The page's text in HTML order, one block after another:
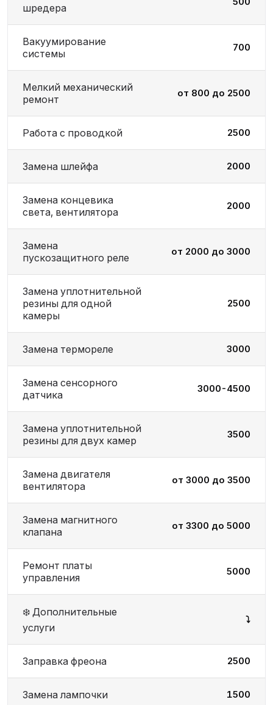
шредера
Вакуумирование
системы
700
Мелкий механический
ремонт
от 800 до 2500
Работа с проводкой 2500
Замена шлейфа 2000
Замена концевика
света, вентилятора
2000
Замена
пускозащитного реле
от 2000 до 3000
Замена уплотнительной
резины для одной
камеры
2500
Замена термореле 3000
Замена сенсорного
датчика
3000-4500
Замена уплотнительной
резины для двух камер
3500
Замена двигателя
вентилятора
от 3000 до 3500
Замена магнитного
клапана
от 3300 до 5000
Ремонт платы
управления
5000
❄️ Дополнительные
услуги
⤵️
Заправка фреона 2500
Замена лампочки 1500